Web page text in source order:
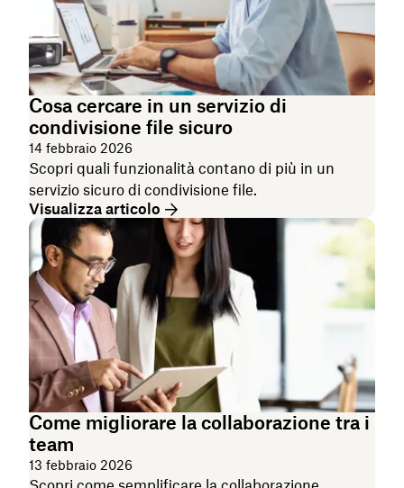
Cosa cercare in un servizio di
condivisione file sicuro
14 febbraio 2026
Scopri quali funzionalità contano di più in un
servizio sicuro di condivisione file.
Visualizza articolo
Come migliorare la collaborazione tra i
team
13 febbraio 2026